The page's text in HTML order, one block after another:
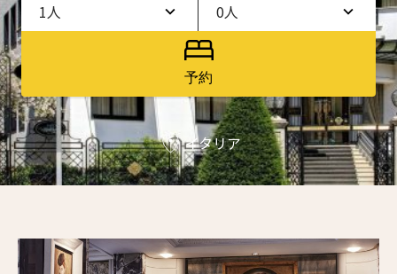
1人
1人
3人
4人
5人
7人
0人
0人
2人
3人
4人
6人
予約
イタリア